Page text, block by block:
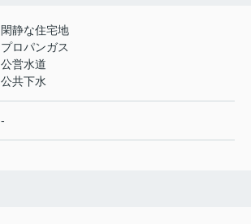
閑静な住宅地
プロパンガス
公営水道
公共下水
-